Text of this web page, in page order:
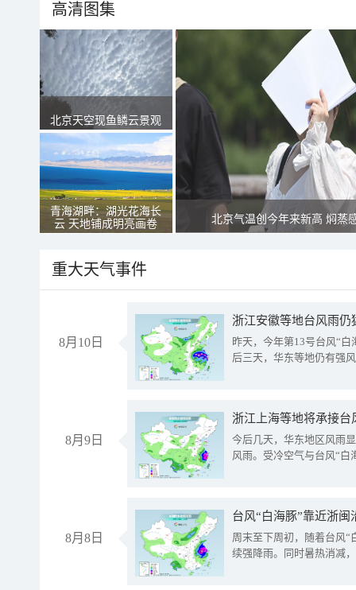
高清图集
北京天空现鱼鳞云景观
青海湖畔：湖光花海长
云 天地铺成明亮画卷
北京气温创今年来新高 焖蒸
重大天气事件
8月10日
浙江安徽等地台风雨
昨天，今年第13号台风“
后三天，华东等地仍有强
8月9日
浙江上海等地将承接台
今后几天，华东地区风雨
风雨。受冷空气与台风“白
8月8日
台风“白海豚”靠近浙
周末至下周初，随着台风“
续强降雨。同时暑热消减